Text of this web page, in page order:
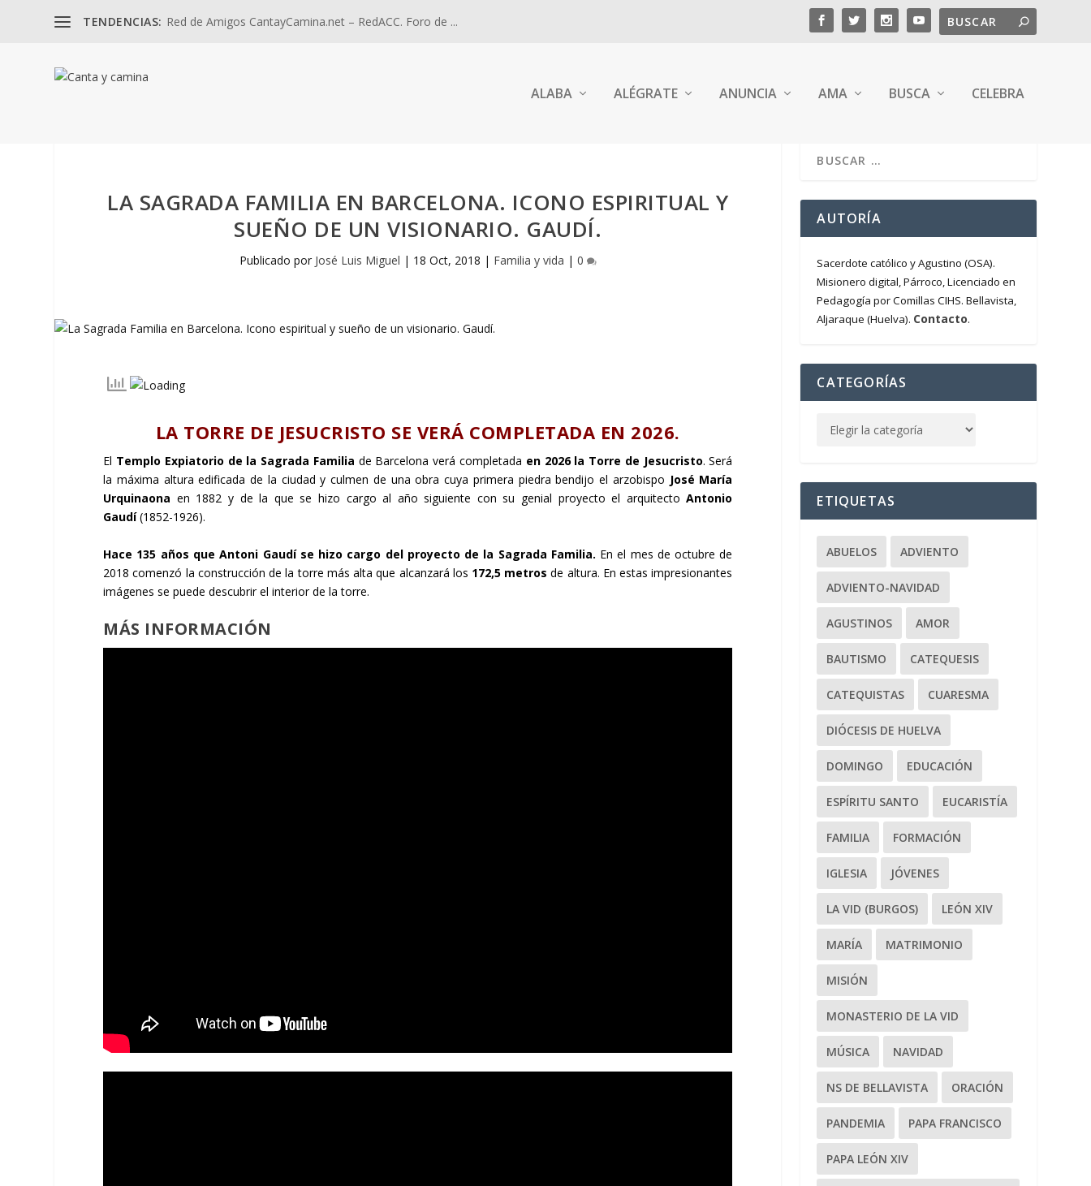
TENDENCIAS: Red de Amigos CantayCamina.net – RedACC. Foro de ...
ALABA ALÉGRATE ANUNCIA AMA BUSCA CELEBRA
LA SAGRADA FAMILIA EN BARCELONA. ICONO ESPIRITUAL Y
SUEÑO DE UN VISIONARIO. GAUDÍ.
Publicado por José Luis Miguel | 18 Oct, 2018 | Familia y vida | 0
LA TORRE DE JESUCRISTO SE VERÁ COMPLETADA EN 2026.
El Templo Expiatorio de la Sagrada Familia de Barcelona verá completada en 2026 la Torre de Jesucristo. Será
la máxima altura edificada de la ciudad y culmen de una obra cuya primera piedra bendijo el arzobispo José María
Urquinaona en 1882 y de la que se hizo cargo al año siguiente con su genial proyecto el arquitectoAntonio
Gaudí(1852-1926).
Hace 135 años que Antoni Gaudí se hizo cargo del proyecto de la Sagrada Familia. En el mes de octubre de
2018 comenzó la construcción de la torre más alta que alcanzará los 172,5 metrosde altura. En estas impresionantes
imágenes se puede descubrir el interior de la torre.
MÁS INFORMACIÓN
AUTORÍA
Sacerdote católico y Agustino (OSA).
Misionero digital, Párroco, Licenciado en
Pedagogía por Comillas CIHS. Bellavista,
Aljaraque (Huelva). Contacto.
CATEGORÍAS
ETIQUETAS
ABUELOS ADVIENTO
ADVIENTO-NAVIDAD
AGUSTINOS AMOR
BAUTISMO CATEQUESIS
CATEQUISTAS CUARESMA
DIÓCESIS DE HUELVA
DOMINGO EDUCACIÓN
ESPÍRITU SANTO EUCARISTÍA
FAMILIA FORMACIÓN
IGLESIA JÓVENES
LA VID (BURGOS) LEÓN XIV
MARÍA MATRIMONIO
MISIÓN
MONASTERIO DE LA VID
MÚSICA NAVIDAD
NS DE BELLAVISTA ORACIÓN
PANDEMIA PAPA FRANCISCO
PAPA LEÓN XIV